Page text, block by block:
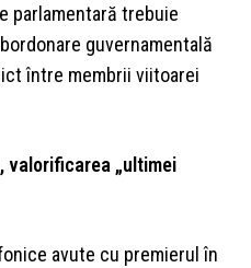
parlamentară trebuie
guvernamentală
între membrii viitoarei
valorificarea „ultimei
avute cu premierul în